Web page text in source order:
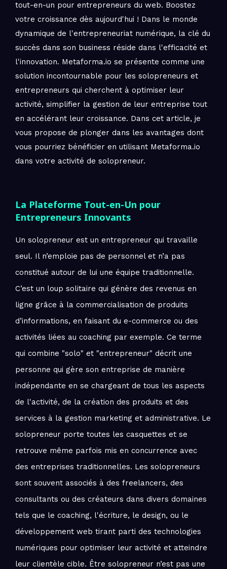
tout-en-un pour entrepreneurs du web. Boostez
votre croissance dès aujourd'hui ! Dans le monde
dynamique de l'entrepreneuriat numérique, la clé du
succès dans son business réside dans l'efficacité et
l'innovation. Metaforma.io se présente comme une
solution incontournable pour les solopreneurs et
entrepreneurs qui cherchent à optimiser leur
activité, simplifier la gestion de leur entreprise tout
en accélérant leur croissance. Dans cet article, je
vous propose de plonger dans les avantages dont
vous pourriez bénéficier en utilisant Metaforma.io
dans votre activité de solopreneur.
La Plateforme Tout-en-Un pour
Entrepreneurs Innovants
Un solopreneur est un entrepreneur qui travaille
seul. Il n’emploie pas de personnel et n’a pas
constitué autour de lui une équipe traditionnelle.
C’est un loup solitaire qui génère des revenus en
ligne grâce à la commercialisation de produits
d’informations, en faisant du e-commerce ou des
activités liées au coaching par exemple. Ce terme
qui combine "solo" et "entrepreneur" décrit une
personne qui gère son entreprise de manière
indépendante en se chargeant de tous les aspects
de l'activité, de la création des produits et des
services à la gestion marketing et administrative. Le
solopreneur porte toutes les casquettes et se
retrouve même parfois mis en concurrence avec
des entreprises traditionnelles. Les solopreneurs
sont souvent associés à des freelancers, des
consultants ou des créateurs dans divers domaines
tels que le coaching, l'écriture, le design, ou le
développement web tirant parti des technologies
numériques pour optimiser leur activité et atteindre
leur clientèle cible. Être solopreneur n’est pas une